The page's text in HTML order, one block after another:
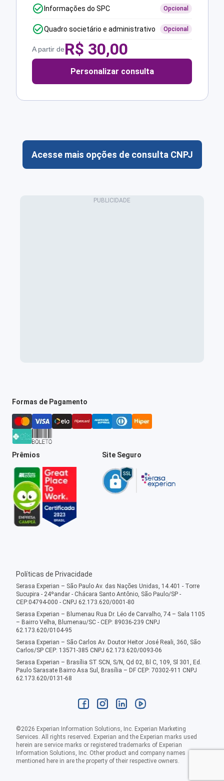
Informações do SPC Opcional
Quadro societário e administrativo Opcional
A partir deR$ 30,00
Personalizar consulta
Acesse mais opções de consulta CNPJ
Formas de Pagamento
Prêmios Site Seguro
Políticas de Privacidade
Serasa Experian – São Paulo Av. das Nações Unidas, 14.401 - Torre
Sucupira - 24ºandar - Chácara Santo Antônio, São Paulo/SP -
CEP:04794-000 - CNPJ 62.173.620/0001-80
Serasa Experian – Blumenau Rua Dr. Léo de Carvalho, 74 – Sala 1105
– Bairro Velha, Blumenau/SC - CEP: 89036-239 CNPJ
62.173.620/0104-95
Serasa Experian – São Carlos Av. Doutor Heitor José Reali, 360, São
Carlos/SP CEP: 13571-385 CNPJ 62.173.620/0093-06
Serasa Experian – Brasília ST SCN, S/N, Qd 02, Bl C, 109, Sl 301, Ed.
Paulo Sarasate Bairro Asa Sul, Brasília – DF CEP: 70302-911 CNPJ
62.173.620/0131-68
©2026 Experian Information Solutions, Inc. Experian Marketing
Services. All rights reserved. Experian and the Experian marks used
herein are service marks or registered trademarks of Experian
Information Solutions, Inc. Other product and company names
mentioned here in are the property of their respective owners.